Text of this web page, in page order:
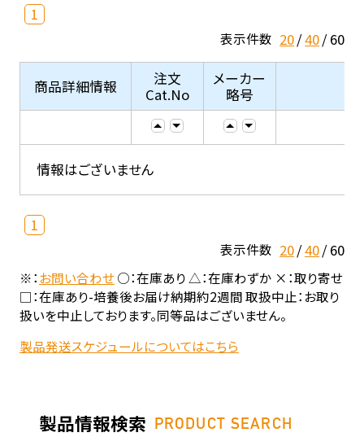
1
表示件数 20 40 60
商品詳細情報
注文
Cat.No
メーカー
略号
情報はございません
1
表示件数 20 40 60
※：お問い合わせ○：在庫あり △：在庫わずか ×：取り寄せ
□：在庫あり-培養後お届け納期約2週間 取扱中止：お取り
扱いを中止しております。同等品はございません。
製品発送スケジュールについてはこちら
製品情報検索 PRODUCT SEARCH